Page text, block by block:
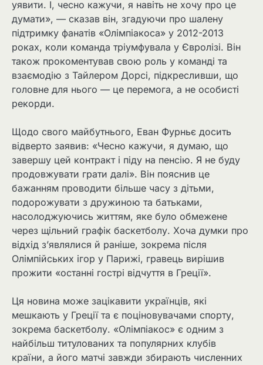
уявити. І, чесно кажучи, я навіть не хочу про це
думати», — сказав він, згадуючи про шалену
підтримку фанатів «Олімпіакоса» у 2012-2013
роках, коли команда тріумфувала у Євролізі. Він
також прокоментував свою роль у команді та
взаємодію з Тайлером Дорсі, підкресливши, що
головне для нього — це перемога, а не особисті
рекорди.
Щодо свого майбутнього, Еван Фурньє досить
відверто заявив: «Чесно кажучи, я думаю, що
завершу цей контракт і піду на пенсію. Я не буду
продовжувати грати далі». Він пояснив це
бажанням проводити більше часу з дітьми,
подорожувати з дружиною та батьками,
насолоджуючись життям, яке було обмежене
через щільний графік баскетболу. Хоча думки про
відхід з’являлися й раніше, зокрема після
Олімпійських ігор у Парижі, гравець вирішив
прожити «останні гострі відчуття в Греції».
Ця новина може зацікавити українців, які
мешкають у Греції та є поціновувачами спорту,
зокрема баскетболу. «Олімпіакос» є одним з
найбільш титулованих та популярних клубів
країни, а його матчі завжди збирають численних